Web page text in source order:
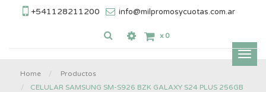
+541128211200 info@milpromosycuotas.com.ar
x 0
Home
Productos
CELULAR SAMSUNG SM-S926 BZK GALAXY S24 PLUS 256GB